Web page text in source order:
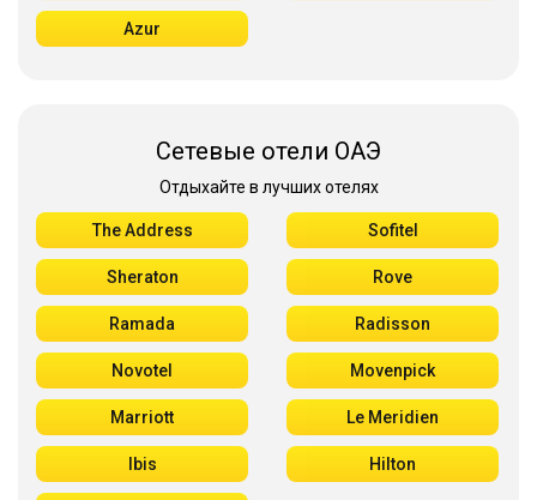
Azur
Сетевые отели ОАЭ
Отдыхайте в лучших отелях
The Address Sofitel
Sheraton Rove
Ramada Radisson
Novotel Movenpick
Marriott Le Meridien
Ibis Hilton